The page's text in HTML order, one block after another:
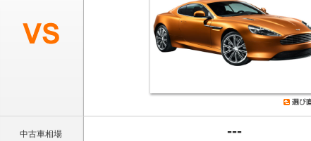
中古車相場 ---